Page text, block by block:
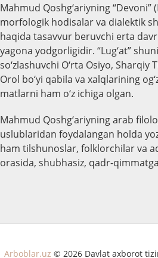
Mahmud Qoshg‘ariyning “Devoni”
morfologik hodisalar va dialektik
haqida tasavvur beruvchi erta
yagona yodgorligidir. “Lug‘at”
so‘zlashuvchi O‘rta Osiyo, Sharqiy
Orol bo‘yi qabila va xalqlarining
matlarni ham o‘z ichiga olgan.
Mahmud Qoshg‘ariyning arab
uslublaridan foydalangan holda
ham tilshunoslar, folklorchilar va
orasida, shubhasiz, qadr-
Arboblar.uz © 2026 Davlat axborot